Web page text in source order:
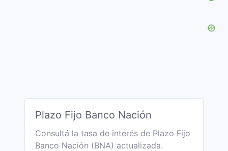
Plazo Fijo Banco Nación
Consultá la tasa de interés de Plazo Fijo
Banco Nación (BNA) actualizada.